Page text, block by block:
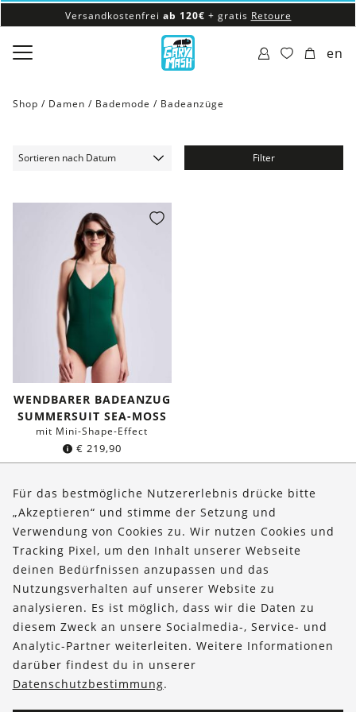
Versandkostenfrei ab 120€ + gratis Retoure
100% veganes & fair produziertes Sortiment
Versandkostenfreiab 120€
en
Shop / Damen / Bademode / Badeanzüge
Filter
WENDBARER BADEANZUG
SUMMERSUIT SEA-MOSS
mit Mini-Shape-Effect
€ 219,90
Über uns
Bestellungen
Kontakt & Hilfe
FOLLOW US
Für das bestmögliche Nutzererlebnis drücke bitte
„Akzeptieren“ und stimme der Setzung und
Verwendung von Cookies zu. Wir nutzen Cookies und
Tracking Pixel, um den Inhalt unserer Webseite
deinen Bedürfnissen anzupassen und das
Nutzungsverhalten auf unserer Website zu
analysieren. Es ist möglich, dass wir die Daten zu
diesem Zweck an unsere Socialmedia-, Service- und
Analytic-Partner weiterleiten. Weitere Informationen
darüber findest du in unserer
Datenschutzbestimmung.